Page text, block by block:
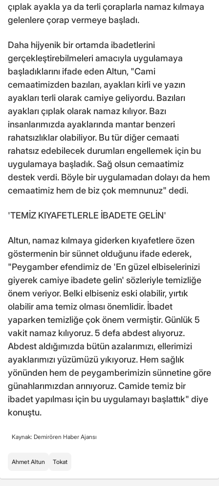
çıplak ayakla ya da terli çoraplarla namaz kılmaya
gelenlere çorap vermeye başladı.
Daha hijyenik bir ortamda ibadetlerini
gerçekleştirebilmeleri amacıyla uygulamaya
başladıklarını ifade eden Altun, "Cami
cemaatimizden bazıları, ayakları kirli ve yazın
ayakları terli olarak camiye geliyordu. Bazıları
ayakları çıplak olarak namaz kılıyor. Bazı
insanlarımızda ayaklarında mantar benzeri
rahatsızlıklar olabiliyor. Bu tür diğer cemaati
rahatsız edebilecek durumları engellemek için bu
uygulamaya başladık. Sağ olsun cemaatimiz
destek verdi. Böyle bir uygulamadan dolayı da hem
cemaatimiz hem de biz çok memnunuz" dedi.
'TEMİZ KIYAFETLERLE İBADETE GELİN'
Altun, namaz kılmaya giderken kıyafetlere özen
göstermenin bir sünnet olduğunu ifade ederek,
"Peygamber efendimiz de 'En güzel elbiselerinizi
giyerek camiye ibadete gelin' sözleriyle temizliğe
önem veriyor. Belki elbiseniz eski olabilir, yırtık
olabilir ama temiz olması önemlidir. İbadet
yaparken temizliğe çok önem vermiştir. Günlük 5
vakit namaz kılıyoruz. 5 defa abdest alıyoruz.
Abdest aldığımızda bütün azalarımızı, ellerimizi
ayaklarımızı yüzümüzü yıkıyoruz. Hem sağlık
yönünden hem de peygamberimizin sünnetine göre
günahlarımızdan arınıyoruz. Camide temiz bir
ibadet yapılması için bu uygulamayı başlattık" diye
konuştu.
Kaynak: Demirören Haber Ajansı
Ahmet Altun Tokat